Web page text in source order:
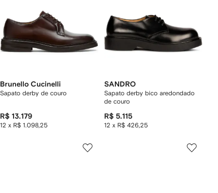
Brunello Cucinelli
Sapato derby de couro
R$ 13.179
12 x R$ 1.098,25
SANDRO
Sapato derby bico aredondado
de couro
R$ 5.115
12 x R$ 426,25